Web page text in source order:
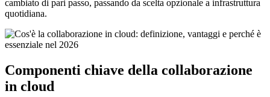
cambiato di pari passo, passando da scelta opzionale a infrastruttura
quotidiana.
Componenti chiave della collaborazione
in cloud